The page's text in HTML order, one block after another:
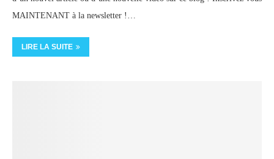
MAINTENANT à la newsletter !…
LIRE LA SUITE